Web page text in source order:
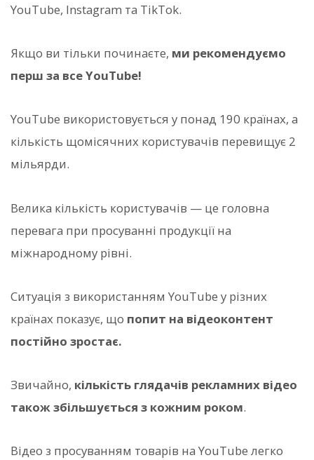
YouTube, Instagram та TikTok.
Якщо ви тільки починаєте, ми рекомендуємо
перш за все YouTube!
YouTube використовується у понад 190 країнах, а
кількість щомісячних користувачів перевищує 2
мільярди.
Велика кількість користувачів — це головна
перевага при просуванні продукції на
міжнародному рівні.
Ситуація з використанням YouTube у різних
країнах показує, що попит на відеоконтент
постійно зростає.
Звичайно, кількість глядачів рекламних відео
також збільшується з кожним роком.
Відео з просуванням товарів на YouTube легко